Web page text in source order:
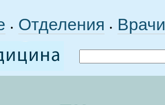
• Отделения • Врачи